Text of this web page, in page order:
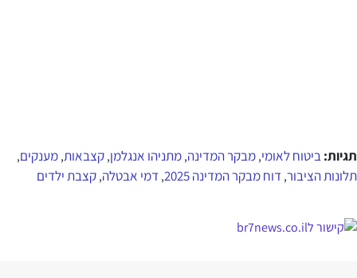
תגיות:ביטוח לאומי,מבקר המדינה,מתניהו אנגלמן,קצבאות,מענקים,
תלונות הציבור, דוח מבקר המדינה 2025 , דמי אבטלה,קצבת ילדים